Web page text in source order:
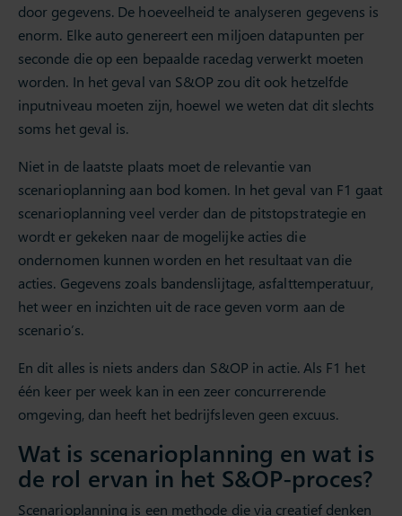
door gegevens. De hoeveelheid te analyseren gegevens is
enorm. Elke auto genereert een miljoen datapunten per
seconde die op een bepaalde racedag verwerkt moeten
worden. In het geval van S&OP zou dit ook hetzelfde
inputniveau moeten zijn, hoewel we weten dat dit slechts
soms het geval is.
Niet in de laatste plaats moet de relevantie van
scenarioplanning aan bod komen. In het geval van F1 gaat
scenarioplanning veel verder dan de pitstopstrategie en
wordt er gekeken naar de mogelijke acties die
ondernomen kunnen worden en het resultaat van die
acties. Gegevens zoals bandenslijtage, asfalttemperatuur,
het weer en inzichten uit de race geven vorm aan de
scenario’s.
En dit alles is niets anders dan S&OP in actie. Als F1 het
één keer per week kan in een zeer concurrerende
omgeving, dan heeft het bedrijfsleven geen excuus.
Wat is scenarioplanning en wat is
de rol ervan in het S&OP-proces?
Scenarioplanning is een methode die via creatief denken